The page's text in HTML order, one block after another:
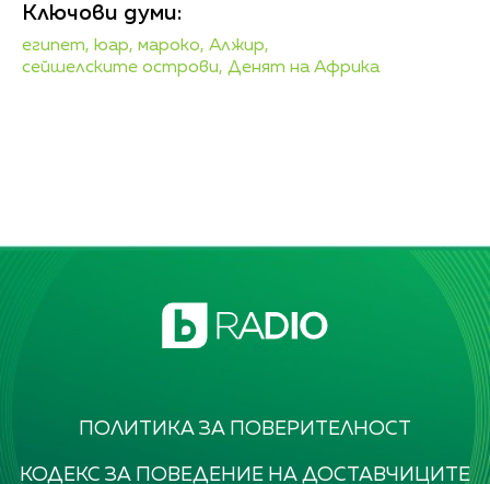
Ключови думи:
египет, юар, мароко, Алжир,
сейшелските острови, Денят на Африка
ПОЛИТИКА ЗА ПОВЕРИТЕЛНОСТ
КОДЕКС ЗА ПОВЕДЕНИЕ НА ДОСТАВЧИЦИТЕ